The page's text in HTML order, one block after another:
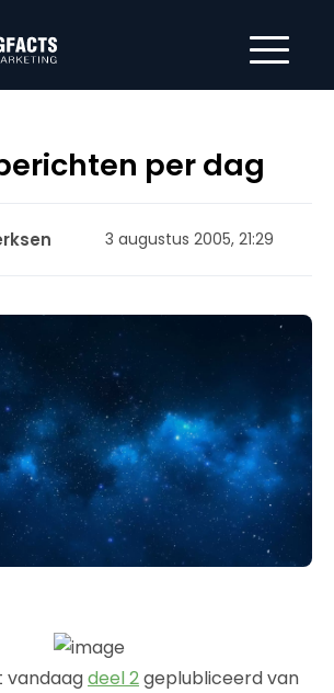
per dag
3 augustus 2005, 21:29
vandaagdeel 2geplubliceerd van